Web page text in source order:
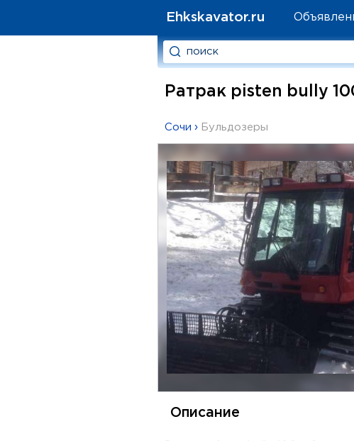
Ehkskavator.ru
Ратрак pisten bully
Сочи › Бульдозеры
Описание